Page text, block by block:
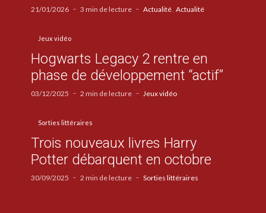
21/01/2026 3 min de lecture Actualité Actualité
Jeux vidéo
Hogwarts Legacy 2 rentre en
phase de développement “actif”
03/12/2025 2 min de lecture Jeux vidéo
Sorties littéraires
Trois nouveaux livres Harry
Potter débarquent en octobre
30/09/2025 2 min de lecture Sorties littéraires